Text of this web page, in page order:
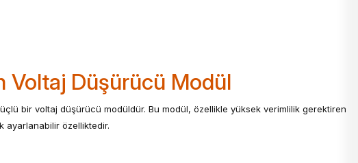
Voltaj Düşürücü Modül
bir voltaj düşürücü modüldür. Bu modül, özellikle yüksek verimlilik gerektiren
ayarlanabilir özelliktedir.